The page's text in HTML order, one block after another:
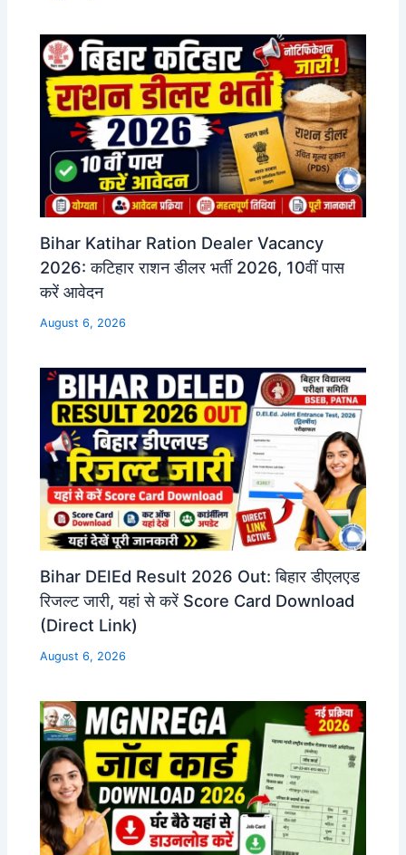
Bihar Katihar Ration Dealer Vacancy
2026: कटिहार राशन डीलर भर्ती 2026, 10वीं पास
करें आवेदन
August 6, 2026
Bihar DElEd Result 2026 Out: बिहार डीएलएड
रिजल्ट जारी, यहां से करें Score Card Download
(Direct Link)
August 6, 2026